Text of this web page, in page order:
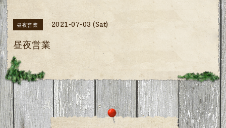
昼夜営業 2021-07-03 (Sat)
昼夜営業